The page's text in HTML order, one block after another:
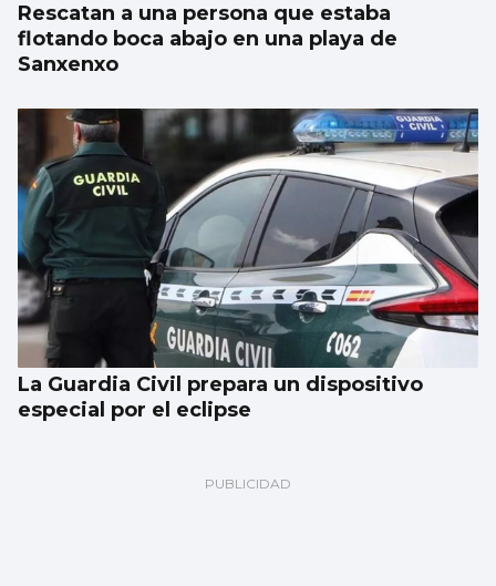
Rescatan a una persona que estaba
flotando boca abajo en una playa de
Sanxenxo
La Guardia Civil prepara un dispositivo
especial por el eclipse